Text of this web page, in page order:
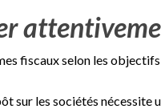
fiscaux selon les objectifs
sur les sociétés nécessite